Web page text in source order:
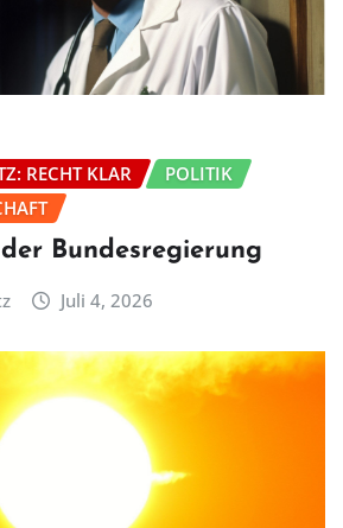
RECHT KLAR
POLITIK
Bundesregierung
Juli 4, 2026